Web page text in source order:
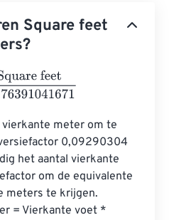
Square feet
feet10.76391041671
meter om te
0,09290304
het aantal vierkante
om de equivalente
meters te krijgen.
= Vierkante voet *